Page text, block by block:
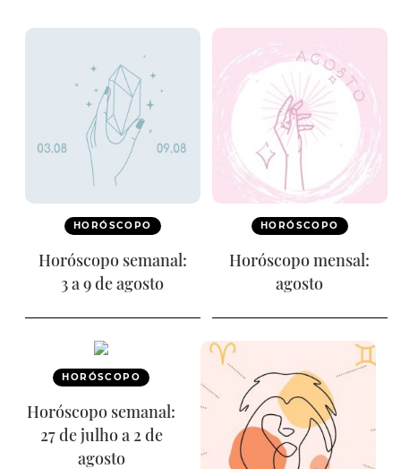
HORÓSCOPO
Horóscopo semanal:
3 a 9 de agosto
HORÓSCOPO
Horóscopo mensal:
agosto
HORÓSCOPO
Horóscopo semanal:
27 de julho a 2 de
agosto